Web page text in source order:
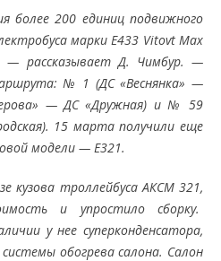
более 200 единиц подвижного
марки Е433 Vitovt Max
— рассказывает Д. Чимбур. —
№ 1 (ДС «Веснянка» —
— ДС «Дружная) и № 59
15 марта получили еще
модели — Е321.
кузова троллейбуса АКСМ 321,
и упростило сборку.
у нее суперконденсатора,
обогрева салона. Салон